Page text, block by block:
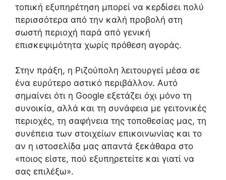
τοπική εξυπηρέτηση μπορεί να κερδίσει πολύ
περισσότερα από την καλή προβολή στη
σωστή περιοχή παρά από γενική
επισκεψιμότητα χωρίς πρόθεση αγοράς.
Στην πράξη, η Ριζούπολη λειτουργεί μέσα σε
ένα ευρύτερο αστικό περιβάλλον. Αυτό
σημαίνει ότι η Google εξετάζει όχι μόνο τη
συνοικία, αλλά και τη συνάφεια με γειτονικές
περιοχές, τη σαφήνεια της τοποθεσίας μας, τη
συνέπεια των στοιχείων επικοινωνίας και το
αν η ιστοσελίδα μας απαντά ξεκάθαρα στο
«ποιος είστε, πού εξυπηρετείτε και γιατί να
σας επιλέξω».